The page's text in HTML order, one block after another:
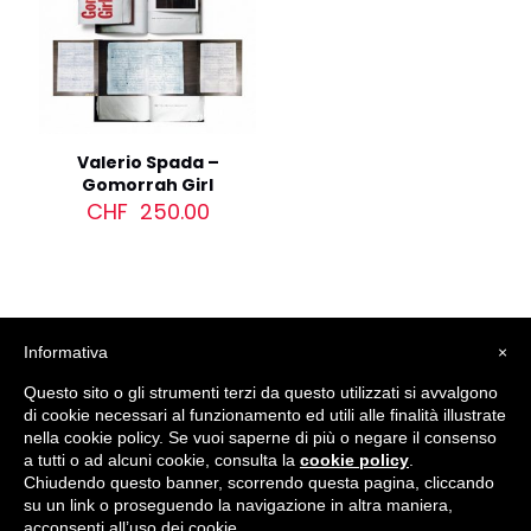
Valerio Spada –
Gomorrah Girl
CHF 250.00
© 2012 - 2026LuganoPhotoDays. All rights reserved. |
Privacy Policy|Cookie Policy
Designed and hosted byPixelized.ch Sagl
×
Informativa
Questo sito o gli strumenti terzi da questo utilizzati si avvalgono
di cookie necessari al funzionamento ed utili alle finalità illustrate
nella cookie policy. Se vuoi saperne di più o negare il consenso
a tutti o ad alcuni cookie, consulta la cookie policy
Chiudendo questo banner, scorrendo questa pagina, cliccando
su un link o proseguendo la navigazione in altra maniera,